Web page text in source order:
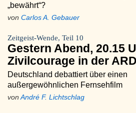
„bewährt“?
von Carlos A. Gebauer
Zeitgeist-Wende, Teil 10
Gestern Abend, 20.15
Zivilcourage in der ARD
Deutschland debattiert über einen
außergewöhnlichen Fernsehfilm
von André F. Lichtschlag